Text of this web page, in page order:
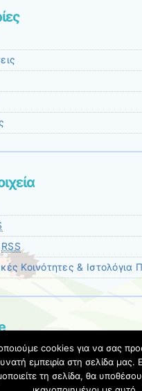
RSS
Κοινότητες & Ιστολόγια
cookies για να σας
εμπειρία στη σελίδα μας.
τη σελίδα, θα